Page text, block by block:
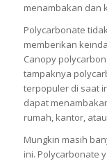
menambakan dan
Polycarbonate
memberikan
Canopy
tampaknya
terpopuler di saat
dapat
rumah, kantor,
Mungkin masih
ini. Polycarbonate